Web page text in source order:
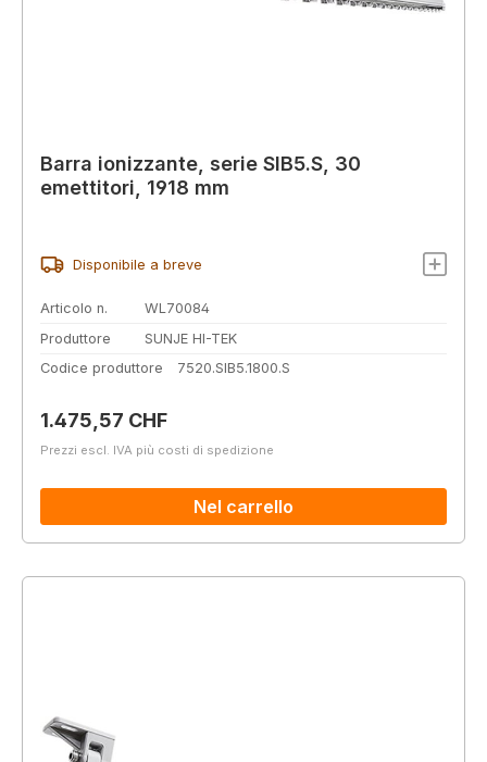
Barra ionizzante, serie SIB5.S, 30
emettitori, 1918 mm
Disponibile a breve
Articolo n.
WL70084
Produttore
SUNJE HI-TEK
Codice produttore
7520.SIB5.1800.S
Prezzo normale:
1.475,57 CHF
Prezzi escl. IVA più costi di spedizione
Nel carrello